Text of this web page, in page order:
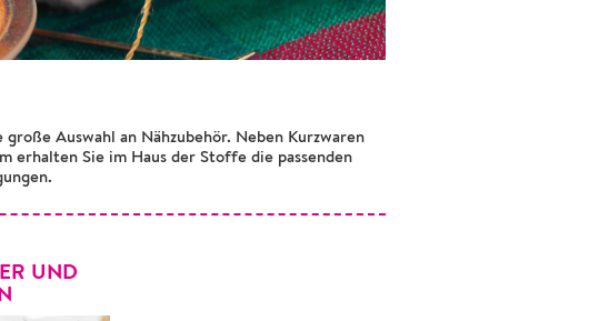
Auswahl an Nähzubehör. Neben Kurzwaren
Sie im Haus der Stoffe die passenden
UND